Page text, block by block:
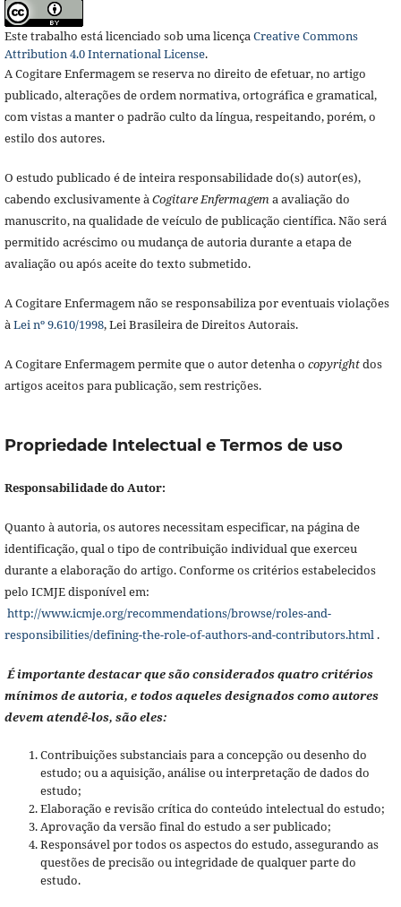
Este trabalho está licenciado sob uma licençaCreative Commons
Attribution 4.0 International License.
A Cogitare Enfermagem se reserva no direito de efetuar, no artigo
publicado, alterações de ordem normativa, ortográfica e gramatical,
com vistas a manter o padrão culto da língua, respeitando, porém, o
estilo dos autores.
O estudo publicado é de inteira responsabilidade do(s) autor(es),
cabendo exclusivamente àCogitare Enfermagema avaliação do
manuscrito, na qualidade de veículo de publicação científica. Não será
permitido acréscimo ou mudança de autoria durante a etapa de
avaliação ou após aceite do texto submetido.
A Cogitare Enfermagem não se responsabiliza por eventuais violações
àLei nº 9.610/1998, Lei Brasileira de Direitos Autorais.
A Cogitare Enfermagem permite que o autor detenha o copyrightdos
artigos aceitos para publicação, sem restrições.
Propriedade Intelectual e Termos de uso
Responsabilidade do Autor:
Quanto à autoria, os autores necessitam especificar, na página de
identificação, qual o tipo de contribuição individual que exerceu
durante a elaboração do artigo. Conforme os critérios estabelecidos
pelo ICMJE disponível em:
http://www.icmje.org/recommendations/browse/roles-and-
responsibilities/defining-the-role-of-authors-and-contributors.html.
É importante destacar que são considerados quatro critérios
mínimos de autoria, e todos aqueles designados como autores
devem atendê-los, são eles:
Contribuições substanciais para a concepção ou desenho do
estudo; ou a aquisição, análise ou interpretação de dados do
estudo;
Elaboração e revisão crítica do conteúdo intelectual do estudo;
Aprovação da versão final do estudo a ser publicado;
Responsável por todos os aspectos do estudo, assegurando as
questões de precisão ou integridade de qualquer parte do
estudo.